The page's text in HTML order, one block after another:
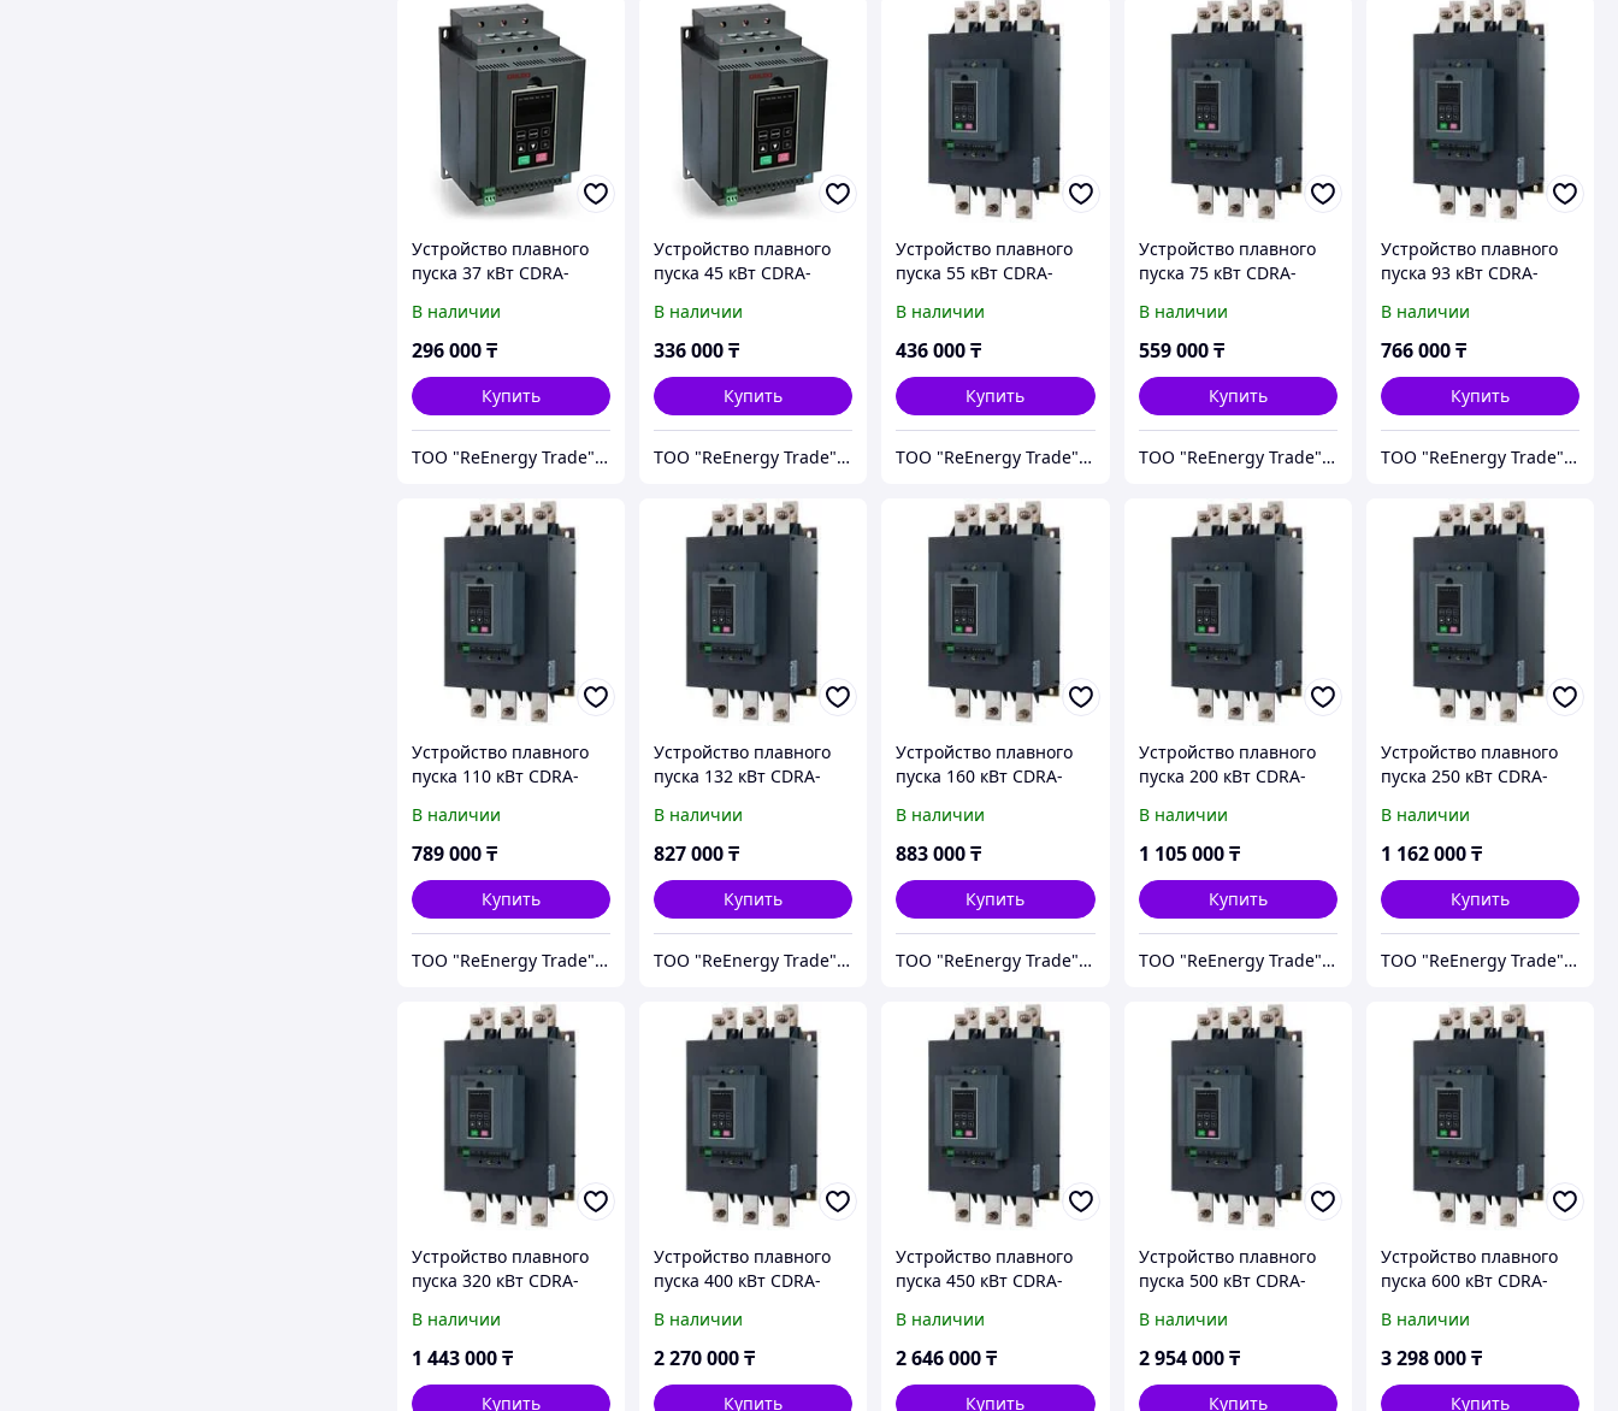
Устройство плавного
пуска 37 кВт CDRA-
В наличии
296 000₸
Купить
ТОО "ReEnergy Trade" Энергоэффективные технологии и оборудование
Устройство плавного
пуска 45 кВт CDRA-
В наличии
336 000₸
Купить
ТОО "ReEnergy Trade" Энергоэффективные технологии и оборудование
Устройство плавного
пуска 55 кВт CDRA-
В наличии
436 000₸
Купить
ТОО "ReEnergy Trade" Энергоэффективные технологии и оборудование
Устройство плавного
пуска 75 кВт CDRA-
В наличии
559 000 ₸
Купить
ТОО "ReEnergy Trade" Энергоэффективные технологии и оборудование
Устройство плавного
пуска 93 кВт CDRA-
В наличии
766 000₸
Купить
ТОО "ReEnergy Trade" Энергоэффективные технологии и оборудование
Устройство плавного
пуска 110 кВт CDRA-
В наличии
789 000₸
Купить
ТОО "ReEnergy Trade" Энергоэффективные технологии и оборудование
Устройство плавного
пуска 132 кВт CDRA-
В наличии
827 000₸
Купить
ТОО "ReEnergy Trade" Энергоэффективные технологии и оборудование
Устройство плавного
пуска 160 кВт CDRA-
В наличии
883 000₸
Купить
ТОО "ReEnergy Trade" Энергоэффективные технологии и оборудование
Устройство плавного
пуска 200 кВт CDRA-
В наличии
1 105 000 ₸
Купить
ТОО "ReEnergy Trade" Энергоэффективные технологии и оборудование
Устройство плавного
пуска 250 кВт CDRA-
В наличии
1 162 000₸
Купить
ТОО "ReEnergy Trade" Энергоэффективные технологии и оборудование
Устройство плавного
пуска 320 кВт CDRA-
В наличии
1 443 000₸
Купить
Устройство плавного
пуска 400 кВт CDRA-
В наличии
2 270 000₸
Купить
Устройство плавного
пуска 450 кВт CDRA-
В наличии
2 646 000₸
Купить
Устройство плавного
пуска 500 кВт CDRA-
В наличии
2 954 000 ₸
Купить
Устройство плавного
пуска 600 кВт CDRA-
В наличии
3 298 000₸
Купить